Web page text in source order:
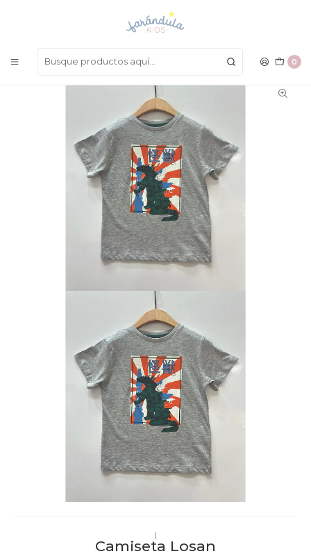
0
LAS MEJORES PRENDAS A UN SOLO CLICK
|
Camiseta Losan